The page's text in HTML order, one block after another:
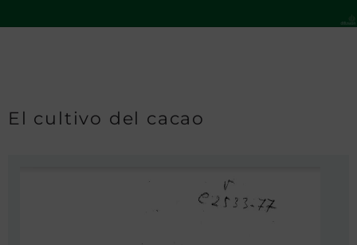
El cultivo del cacao